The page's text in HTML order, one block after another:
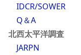
IDCR/SOWER
Q＆A
北西太平洋調査
JARPN